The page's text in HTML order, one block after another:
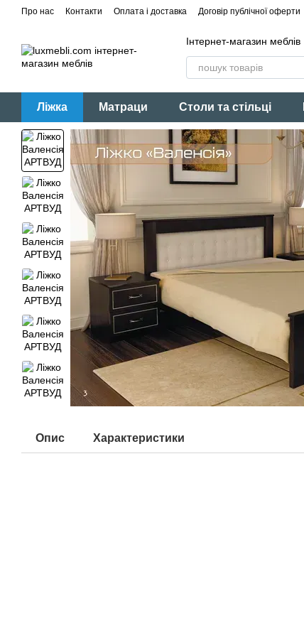
Перейти до основного контенту
Про нас Контакти Оплата і доставка Договір публічної оферти
Інтернет-магазин меблів
Ліжка Матраци Столи та стільці
Опис Характеристики